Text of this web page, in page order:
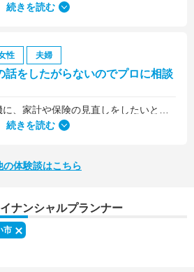
続きを読む
性 夫婦
話をしたがらないのでプロに相談
続きを読む
の体験談はこちら
ナンシャルプランナー
市